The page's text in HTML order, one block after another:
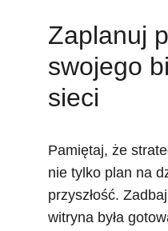
Zaplanuj
swojego
sieci
Pamiętaj, że
nie tylko plan na
przyszłość.
witryna była